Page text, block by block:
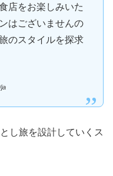
店をお楽しみいた
はございませんの
のスタイルを探求
し旅を設計していくス